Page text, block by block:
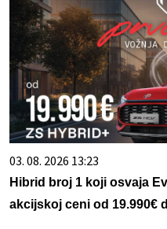
03. 08. 2026 13:23
Hibrid broj 1 koji osvaja
akcijskoj ceni od 19.990€